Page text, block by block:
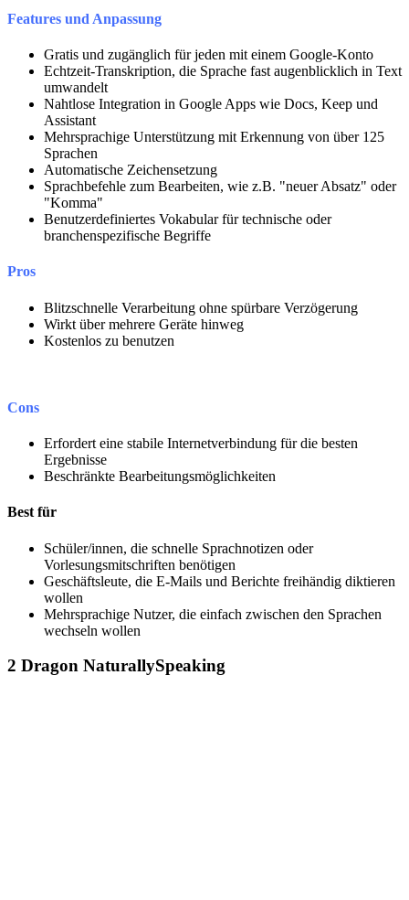
Features und Anpassung
Gratis und zugänglich für jeden mit einem Google-Konto
Echtzeit-Transkription, die Sprache fast augenblicklich in Text
umwandelt
Nahtlose Integration in Google Apps wie Docs, Keep und
Assistant
Mehrsprachige Unterstützung mit Erkennung von über 125
Sprachen
Automatische Zeichensetzung
Sprachbefehle zum Bearbeiten, wie z.B. "neuer Absatz" oder
"Komma"
Benutzerdefiniertes Vokabular für technische oder
branchenspezifische Begriffe
Pros
Blitzschnelle Verarbeitung ohne spürbare Verzögerung
Wirkt über mehrere Geräte hinweg
Kostenlos zu benutzen
Cons
Erfordert eine stabile Internetverbindung für die besten
Ergebnisse
Beschränkte Bearbeitungsmöglichkeiten
Best für
Schüler/innen, die schnelle Sprachnotizen oder
Vorlesungsmitschriften benötigen
Geschäftsleute, die E-Mails und Berichte freihändig diktieren
wollen
Mehrsprachige Nutzer, die einfach zwischen den Sprachen
wechseln wollen
2 Dragon NaturallySpeaking